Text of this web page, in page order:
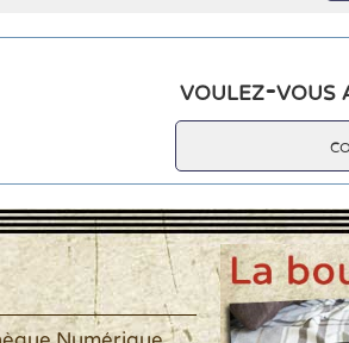
voulez-vous